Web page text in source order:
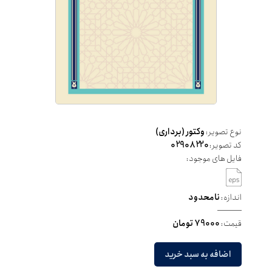
نوع تصویر:وکتور (برداری)
کد تصویر:02908220
فایل های موجود:
اندازه:نامحدود
قیمت:79000 تومان
اضافه به سبد خرید